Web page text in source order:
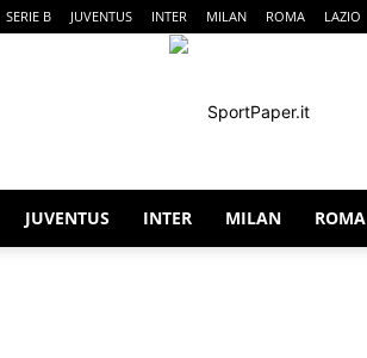
SERIE B JUVENTUS INTER MILAN ROMA LAZIO
JUVENTUS INTER MILAN ROMA